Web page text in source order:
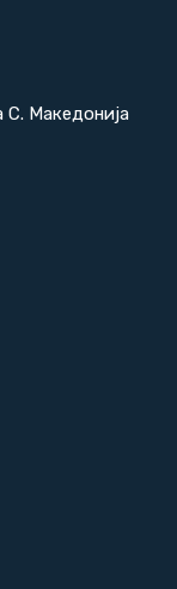
С. Македонија